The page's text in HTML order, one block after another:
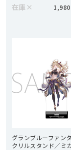
在庫 ×
グランブルーファン
クリルスタンド／ミ